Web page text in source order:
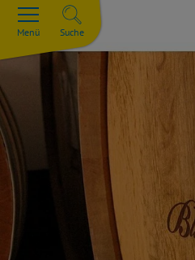
Menü Suche